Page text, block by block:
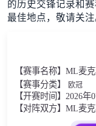
的历史交锋记录和
最佳地点，敬请关注
【赛事名称】ML麦
【赛事分类】
欧冠
【开赛时间】2026年
【对阵双方】ML麦